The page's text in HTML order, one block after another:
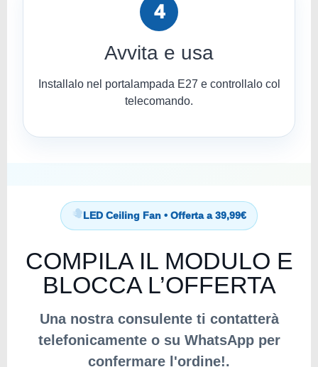
4
Avvita e usa
Installalo nel portalampada E27 e controllalo col
telecomando.
LED Ceiling Fan • Offerta a 39,99€
COMPILA IL MODULO E
BLOCCA L’OFFERTA
Una nostra consulente ti contatterà
telefonicamente o su WhatsApp per
confermare l'ordine!.